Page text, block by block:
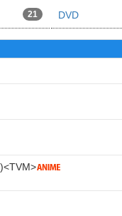
21 DVD
TVM